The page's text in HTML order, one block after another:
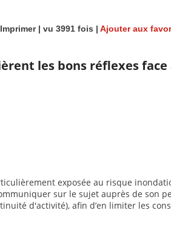
Imprimer| vu 3991 fois | Ajouter aux
les bons réflexes face
exposée au risque
sur le sujet auprès de son
d'activité), afin d’en limiter les